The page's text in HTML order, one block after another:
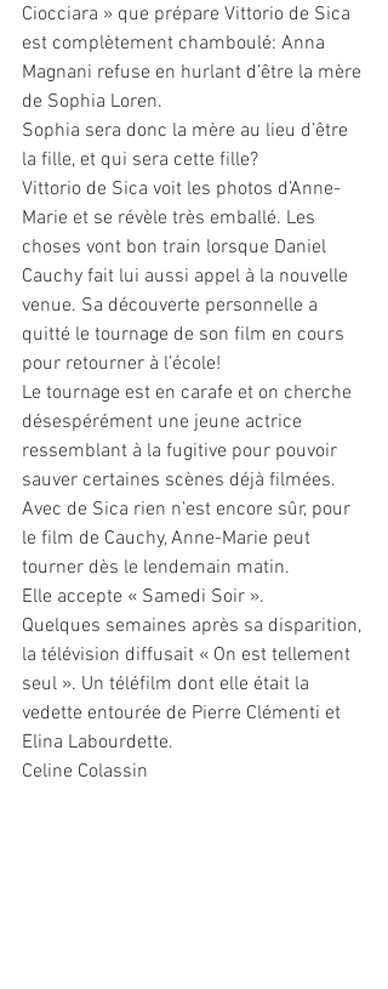
Ciocciara » que prépare Vittorio de Sica
est complètement chamboulé: Anna
Magnani refuse en hurlant d’être la mère
de Sophia Loren.
Sophia sera donc la mère au lieu d’être
la fille, et qui sera cette fille?
Vittorio de Sica voit les photos d’Anne-
Marie et se révèle très emballé. Les
choses vont bon train lorsque Daniel
Cauchy fait lui aussi appel à la nouvelle
venue. Sa découverte personnelle a
quitté le tournage de son film en cours
pour retourner à l’école!
Le tournage est en carafe et on cherche
désespérément une jeune actrice
ressemblant à la fugitive pour pouvoir
sauver certaines scènes déjà filmées.
Avec de Sica rien n’est encore sûr, pour
le film de Cauchy, Anne-Marie peut
tourner dès le lendemain matin.
Elle accepte « Samedi Soir ».
Quelques semaines après sa disparition,
la télévision diffusait « On est tellement
seul ». Un téléfilm dont elle était la
vedette entourée de Pierre Clémenti et
Elina Labourdette.
Celine Colassin